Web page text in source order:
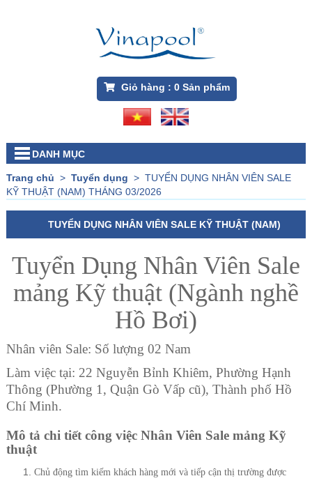
Giỏ hàng : 0Sản phẩm
DANH MỤC
Trang chủ > Tuyển dụng > TUYỂN DỤNG NHÂN VIÊN SALE
KỸ THUẬT (NAM) THÁNG 03/2026
TUYỂN DỤNG NHÂN VIÊN SALE KỸ THUẬT (NAM)
Tuyển Dụng Nhân Viên Sale
mảng Kỹ thuật (Ngành nghề
Hồ Bơi)
Nhân viên Sale: Số lượng 02 Nam
Làm việc tại: 22 Nguyễn Bỉnh Khiêm, Phường Hạnh
Thông (Phường 1, Quận Gò Vấp cũ), Thành phố Hồ
Chí Minh.
Mô tả chi tiết công việc Nhân Viên Sale mảng Kỹ
thuật
Chủ động tìm kiếm khách hàng mới và tiếp cận thị trường được